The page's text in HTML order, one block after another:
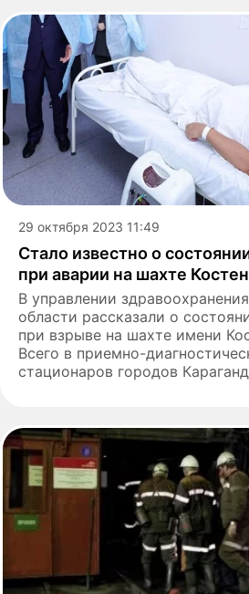
29 октября 2023 11:49
Стало известно о
при аварии на шахте
В управлении
области рассказали о
при взрыве на шахте имени
Всего в приемно-
стационаров городов